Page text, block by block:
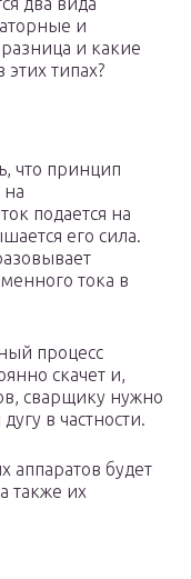
и
и какие
типах?
что принцип
на
подается на
его сила.
тока в
процесс
скачет и,
сварщику нужно
в частности.
аппаратов будет
также их